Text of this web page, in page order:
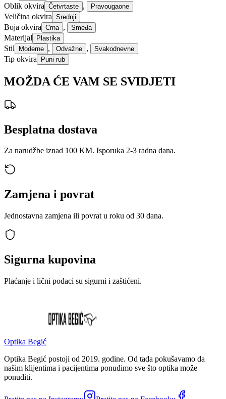
Oblik okvira Četvrtaste , Pravougaone
Veličina okvira Srednji
Boja okvira Crna , Smeđa
Materijal Plastika
Stil Moderne , Odvažne , Svakodnevne
Tip okvira Puni rub
MOŽDA ĆE VAM SE SVIDJETI
Besplatna dostava
Za narudžbe iznad 100 KM. Isporuka 2-3 radna dana.
Zamjena i povrat
Jednostavna zamjena ili povrat u roku od 30 dana.
Sigurna kupovina
Plaćanje i lični podaci su sigurni i zaštićeni.
Optika Begić
Optika Begić postoji od 2019. godine. Od tada pokušavamo da
našim klijentima i pacijentima ponudimo sve što optika može
ponuditi.